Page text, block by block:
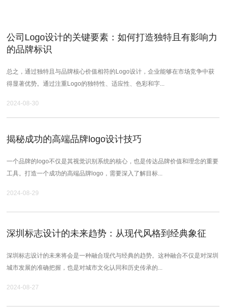
公司Logo设计的关键要素：如何打造独特且有影响力
的品牌标识
总之，通过独特且与品牌核心价值相符的Logo设计，企业能够在市场竞争中获
得显著优势。通过注重Logo的独特性、适应性、色彩和字...
2024-08-30
揭秘成功的高端品牌logo设计技巧
一个品牌的logo不仅是其视觉识别系统的核心，也是传达品牌价值和理念的重要
工具。打造一个成功的高端品牌logo，需要深入了解目标...
2024-08-29
深圳标志设计的未来趋势：从现代风格到经典象征
深圳标志设计的未来将会是一种融合现代与经典的趋势。这种融合不仅是对深圳
城市发展的准确把握，也是对城市文化认同和历史传承的...
2024-08-27